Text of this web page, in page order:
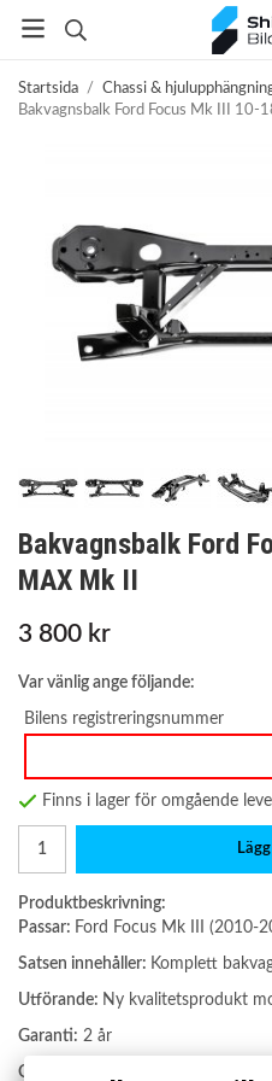
Startsida / Chassi &
Bakvagnsbalk Ford Focus Mk III 10-
Bakvagnsbalk Ford
MAX Mk II
3 800 kr
Var vänlig ange följande:
Bilens registreringsnummer
Finns i lager för omgående
Produktbeskrivning:
Passar: Ford Focus Mk III (2010-
Satsen innehåller: Komplett
Utförande: Ny kvalitetsprodukt
Garanti: 2 år
OE nummer: